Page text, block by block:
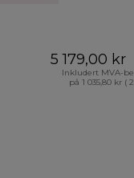
5 179,00 kr
Inkludert MVA-
på 1 035,80 kr (